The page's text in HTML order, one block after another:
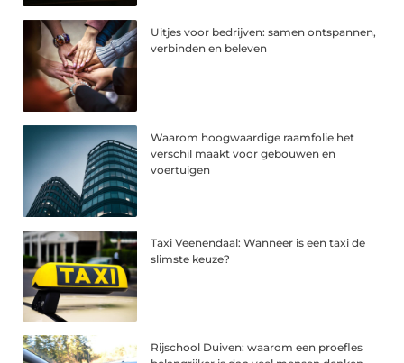
Uitjes voor bedrijven: samen ontspannen,
verbinden en beleven
Waarom hoogwaardige raamfolie het
verschil maakt voor gebouwen en
voertuigen
Taxi Veenendaal: Wanneer is een taxi de
slimste keuze?
Rijschool Duiven: waarom een proefles